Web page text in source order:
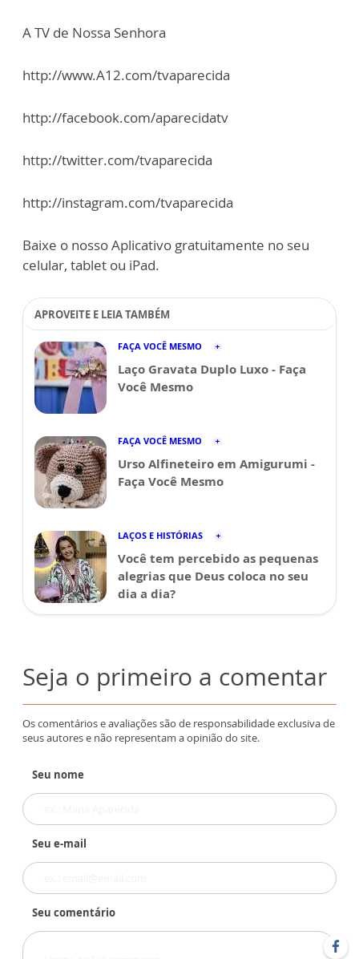
A TV de Nossa Senhora
http://www.A12.com/tvaparecida
http://facebook.com/aparecidatv
http://twitter.com/tvaparecida
http://instagram.com/tvaparecida
Baixe o nosso Aplicativo gratuitamente no seu
celular, tablet ou iPad.
APROVEITE E LEIA TAMBÉM
FAÇA VOCÊ MESMO
Laço Gravata Duplo Luxo - Faça
Você Mesmo
FAÇA VOCÊ MESMO
Urso Alfineteiro em Amigurumi -
Faça Você Mesmo
LAÇOS E HISTÓRIAS
Você tem percebido as pequenas
alegrias que Deus coloca no seu
dia a dia?
Seja o primeiro a comentar
Os comentários e avaliações são de responsabilidade exclusiva de
seus autores e não representam a opinião do site.
Seu nome
Seu e-mail
Seu comentário